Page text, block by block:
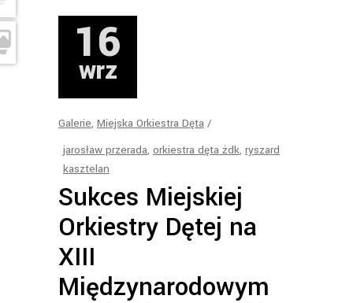
16
wrz
Galerie, Miejska Orkiestra Dęta
jarosław przerada, orkiestra dęta żdk, ryszard
kasztelan
Sukces Miejskiej
Orkiestry Dętej na
XIII
Międzynarodowym